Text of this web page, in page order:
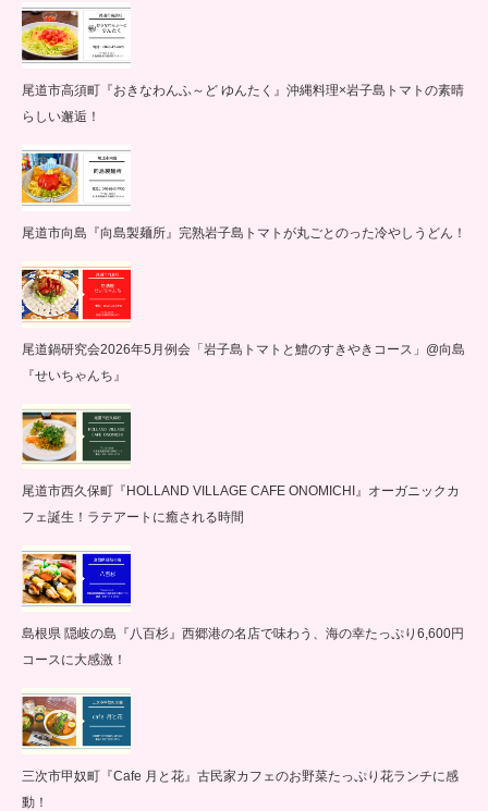
尾道市高須町『おきなわんふ～ど ゆんたく』沖縄料理×岩子島トマトの素晴
らしい邂逅！
尾道市向島『向島製麺所』完熟岩子島トマトが丸ごとのった冷やしうどん！
尾道鍋研究会2026年5月例会「岩子島トマトと鱧のすきやきコース」@向島
『せいちゃんち』
尾道市西久保町『HOLLAND VILLAGE CAFE ONOMICHI』オーガニックカ
フェ誕生！ラテアートに癒される時間
島根県 隠岐の島『八百杉』西郷港の名店で味わう、海の幸たっぷり6,600円
コースに大感激！
三次市甲奴町『Cafe 月と花』古民家カフェのお野菜たっぷり花ランチに感
動！